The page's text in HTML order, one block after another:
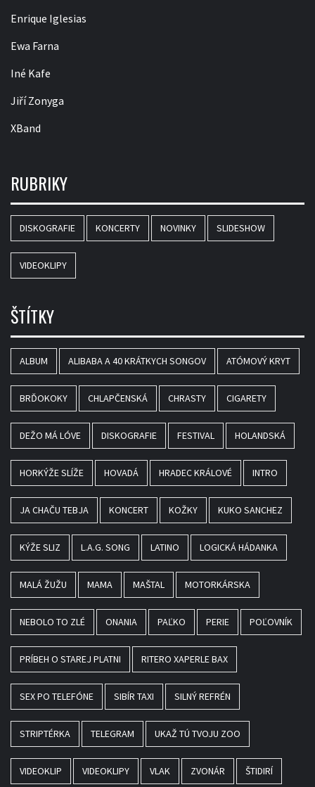
Enrique Iglesias
Ewa Farna
Iné Kafe
Jiří Zonyga
XBand
RUBRIKY
DISKOGRAFIE KONCERTY NOVINKY SLIDESHOW
VIDEOKLIPY
ŠTÍTKY
ALBUM ALIBABA A 40 KRÁTKYCH SONGOV ATÓMOVÝ KRYT
BRĎOKOKY CHLAPČENSKÁ CHRASTY CIGARETY
DEŽO MÁ LÓVE DISKOGRAFIE FESTIVAL HOLANDSKÁ
HORKÝŽE SLÍŽE HOVADÁ HRADEC KRÁLOVÉ INTRO
JA CHAČU TEBJA KONCERT KOŽKY KUKO SANCHEZ
KÝŽE SLIZ L.A.G. SONG LATINO LOGICKÁ HÁDANKA
MALÁ ŽUŽU MAMA MAŠTAL MOTORKÁRSKA
NEBOLO TO ZLÉ ONANIA PAĽKO PERIE POĽOVNÍK
PRÍBEH O STAREJ PLATNI RITERO XAPERLE BAX
SEX PO TELEFÓNE SIBÍR TAXI SILNÝ REFRÉN
STRIPTÉRKA TELEGRAM UKAŽ TÚ TVOJU ZOO
VIDEOKLIP VIDEOKLIPY VLAK ZVONÁR ŠTIDIRÍ